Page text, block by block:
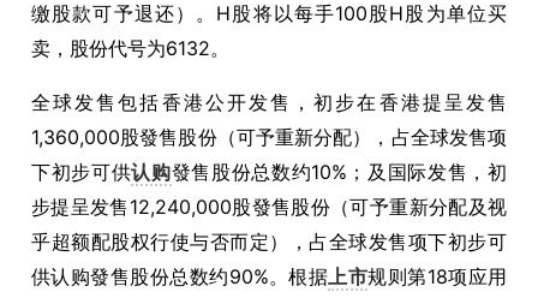
缴股款可予退还）。H股将以每手100股H股为单位买
卖，股份代号为6132。
全球发售包括香港公开发售，初步在香港提呈发售
1,360,000股發售股份（可予重新分配），占全球发售项
下初步可供认购發售股份总数约10%；及国际发售，初
步提呈发售12,240,000股發售股份（可予重新分配及视
乎超额配股权行使与否而定），占全球发售项下初步可
供认购發售股份总数约90%。根据上市规则第18项应用